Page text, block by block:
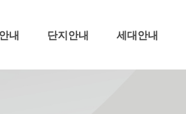
내 단지안내 세대안내